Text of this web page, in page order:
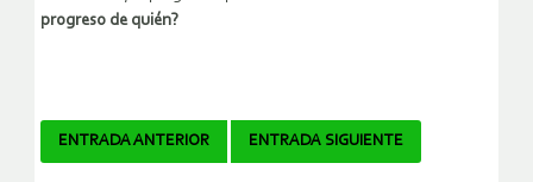
progreso de quién?
Navegador
ENTRADA ANTERIOR ENTRADA SIGUIENTE